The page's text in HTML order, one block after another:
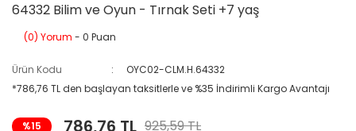
64332 Bilim ve Oyun - Tırnak Seti +7 yaş
(0) Yorum - 0 Puan
Ürün Kodu
OYC02-CLM.H.64332
*786,76 TL den başlayan taksitlerle ve %35 İndirimli Kargo Avantajı
%15 786,76 TL 925,59 TL